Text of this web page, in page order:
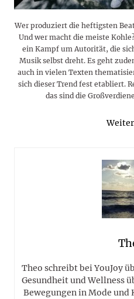
Wer produziert die heftigsten
Und wer macht die meiste
ein Kampf um Autorität, die
Musik selbst dreht. Es geht
auch in vielen Texten
sich dieser Trend fest etabliert.
das sind die
Theo schreibt bei YouJoy
Gesundheit und Wellness
Bewegungen in Mode und